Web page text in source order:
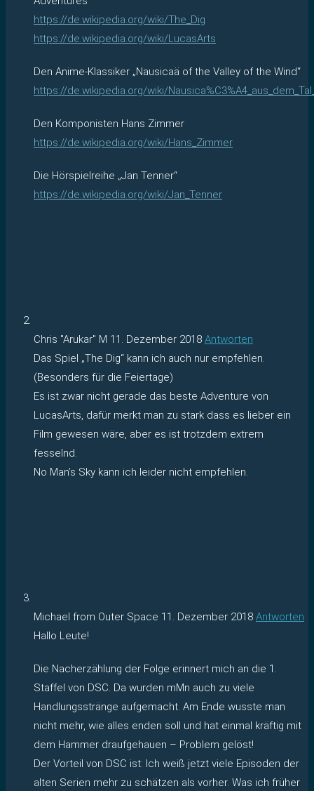
https://de.wikipedia.org/wiki/The_Dig
https://de.wikipedia.org/wiki/LucasArts
Den Anime-Klassiker „Nausicaä of the Valley of the Wind“
https://de.wikipedia.org/wiki/
Den Komponisten Hans Zimmer
https://de.wikipedia.org/wiki/Hans_Zimmer
Die Hörspielreihe „Jan Tenner“
https://de.wikipedia.org/wiki/Jan_Tenner
Chris "Arukar" M 11. Dezember 2018 Antworten
Das Spiel „The Dig“ kann ich auch nur empfehlen.
(Besonders für die Feiertage)
Es ist zwar nicht gerade das beste Adventure von
LucasArts, dafür merkt man zu stark dass es lieber ein
Film gewesen wäre, aber es ist trotzdem extrem
fesselnd.
No Man’s Sky kann ich leider nicht empfehlen.
Michael from Outer Space 11. Dezember 2018 Antworten
Hallo Leute!
Die Nacherzählung der Folge erinnert mich an die 1.
Staffel von DSC. Da wurden mMn auch zu viele
Handlungsstränge aufgemacht. Am Ende wusste man
nicht mehr, wie alles enden soll und hat einmal kräftig mit
dem Hammer draufgehauen – Problem gelöst!
Der Vorteil von DSC ist: Ich weiß jetzt viele Episoden der
alten Serien mehr zu schätzen als vorher. Was ich früher